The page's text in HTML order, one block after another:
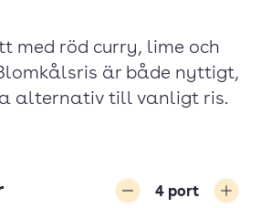
med röd curry, lime och
är både nyttigt,
alternativ till vanligt ris.
4 port